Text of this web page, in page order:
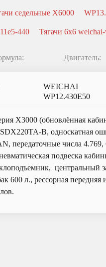
седельные X6000
440 Тягачи 6x6
Двигатель:
WEICHAI
WP12.430E50
Х3000 (обновлённая
B, односкатная
передаточные числа
подвеска
центральный
л., рессорная передняя